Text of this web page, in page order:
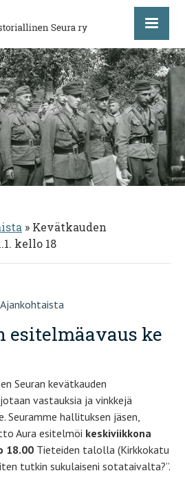
» Kevätkauden
kello 18
esitelmäavaus ke
Seuran kevätkauden
vastauksia ja vinkkejä
Seuramme hallituksen jäsen,
Aura esitelmöi keskiviikkona
18.00 Tieteiden talolla (Kirkkokatu
tutkin sukulaiseni sotataivalta?”.